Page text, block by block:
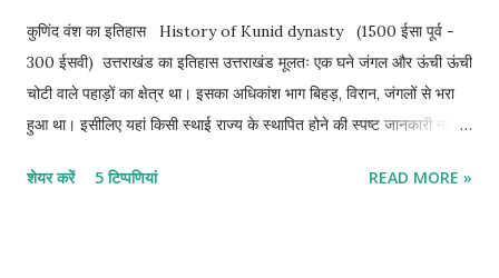
कुणिंद वंश का इतिहास History of Kunid dynasty (1500 ईसा पूर्व -
300 ईसवी) उत्तराखंड का इतिहास उत्तराखंड मूलतः एक घने जंगल और ऊंची ऊंची
चोटी वाले पहाड़ों का क्षेत्र था। इसका अधिकांश भाग बिहड़, विरान, जंगलों से भरा
हुआ था। इसीलिए यहां किसी स्थाई राज्य के स्थापित होने की स्पष्ट जानकारी नहीं
प्राचीन इतिहास के सूत्रों को जोड़ा गया है । अर्थात कुणिंद वंश के इतिहास में
शेयर करें 5 टिप्पणियां READ MORE »